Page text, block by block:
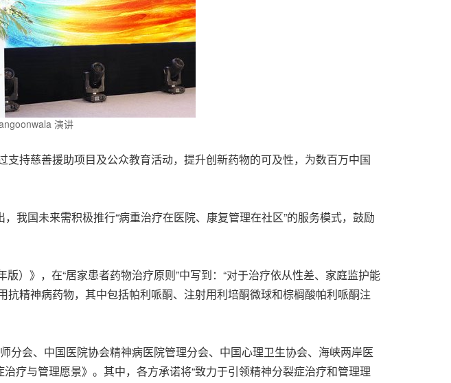
演讲
持慈善援助项目及公众教育活动，提升创新药物的可及性，为数百万中国
我国未来需积极推行“病重治疗在医院、康复管理在社区”的服务模式，鼓励
）》，在“居家患者药物治疗原则”中写到：“对于治疗依从性差、家庭监护能
精神病药物，其中包括帕利哌酮、注射用利培酮微球和棕榈酸帕利哌酮注
会、中国医院协会精神病医院管理分会、中国心理卫生协会、海峡两岸医
疗与管理愿景》。其中，各方承诺将“致力于引领精神分裂症治疗和管理理